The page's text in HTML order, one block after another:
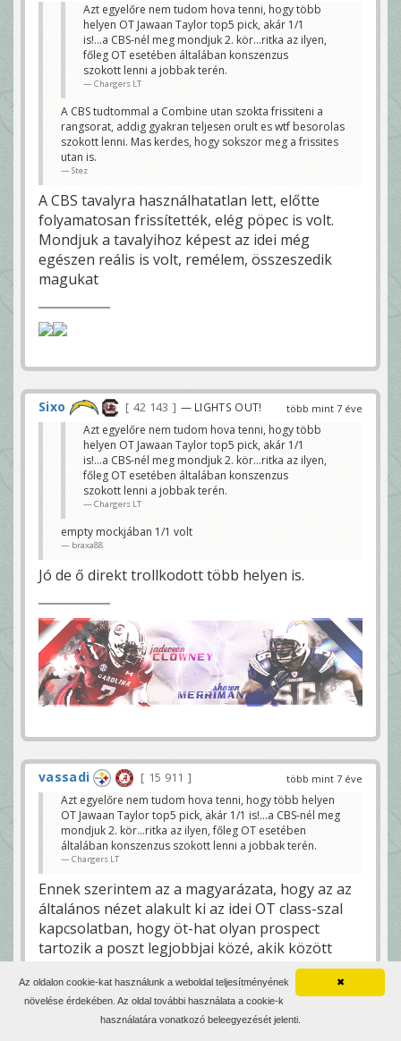
Azt egyelőre nem tudom hova tenni, hogy több
helyen OT Jawaan Taylor top5 pick, akár 1/1
is!...a CBS-nél meg mondjuk 2. kör...ritka az ilyen,
főleg OT esetében általában konszenzus
szokott lenni a jobbak terén.
Chargers LT
A CBS tudtommal a Combine utan szokta frissiteni a
rangsorat, addig gyakran teljesen orult es wtf besorolas
szokott lenni. Mas kerdes, hogy sokszor meg a frissites
utan is.
Stez
A CBS tavalyra használhatatlan lett, előtte
folyamatosan frissítették, elég pöpec is volt.
Mondjuk a tavalyihoz képest az idei még
egészen reális is volt, remélem, összeszedik
magukat
több mint 7 éve
Sixo 42 143 — LIGHTS OUT!
Azt egyelőre nem tudom hova tenni, hogy több
helyen OT Jawaan Taylor top5 pick, akár 1/1
is!...a CBS-nél meg mondjuk 2. kör...ritka az ilyen,
főleg OT esetében általában konszenzus
szokott lenni a jobbak terén.
Chargers LT
empty mockjában 1/1 volt
braxa88
Jó de ő direkt trollkodott több helyen is.
több mint 7 éve
vassadi
15 911
Azt egyelőre nem tudom hova tenni, hogy több helyen
OT Jawaan Taylor top5 pick, akár 1/1 is!...a CBS-nél meg
mondjuk 2. kör...ritka az ilyen, főleg OT esetében
általában konszenzus szokott lenni a jobbak terén.
Chargers LT
Ennek szerintem az a magyarázata, hogy az az
általános nézet alakult ki az idei OT class-szal
kapcsolatban, hogy öt-hat olyan prospect
tartozik a poszt legjobbjai közé, akik között
nincs igazán markáns különbség. Ki ebbe, ki
abba lát bele kicsivel többet, meg persze egy-
egy, a konszenzustól való extrém eltérés is
mindig akad. Ezért olyan vegyes a kép az OT-
✖
Az oldalon cookie-kat használunk a weboldal teljesítményének
növelése érdekében. Az oldal további használata a cookie-k
használatára vonatkozó beleegyezését jelenti.